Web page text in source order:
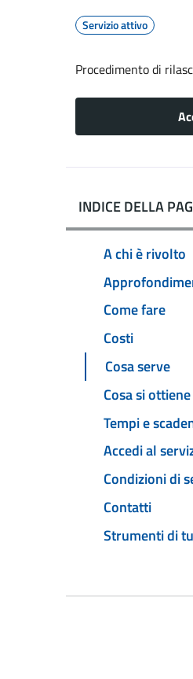
Servizio attivo
Procedimento di
INDICE DELLA
A chi è rivolto
Come fare
Costi
Cosa serve
Cosa si ottiene
Tempi e
Accedi al
Condizioni di
Contatti
Strumenti di